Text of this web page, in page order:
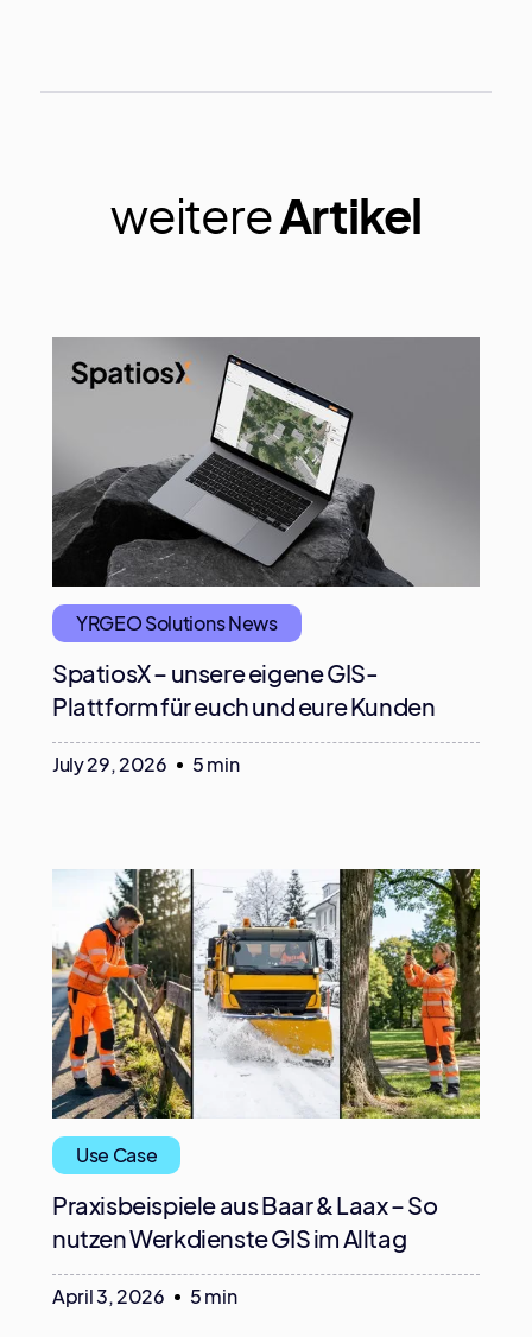
weitereArtikel
YRGEO Solutions News
SpatiosX – unsere eigene GIS-
Plattform für euch und eure Kunden
July 29, 2026 5 min
Use Case
Praxisbeispiele aus Baar & Laax – So
nutzen Werkdienste GIS im Alltag
April 3, 2026 5 min